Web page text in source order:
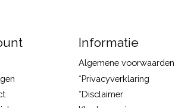
Informatie
Algemene voorwaarden
*Privacyverklaring
*Disclaimer